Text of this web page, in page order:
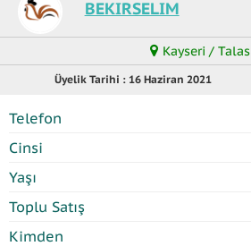
BEKIRSELIM
Kayseri / Talas
Üyelik Tarihi : 16 Haziran 2021
Telefon
Cinsi
Yaşı
Toplu Satış
Kimden